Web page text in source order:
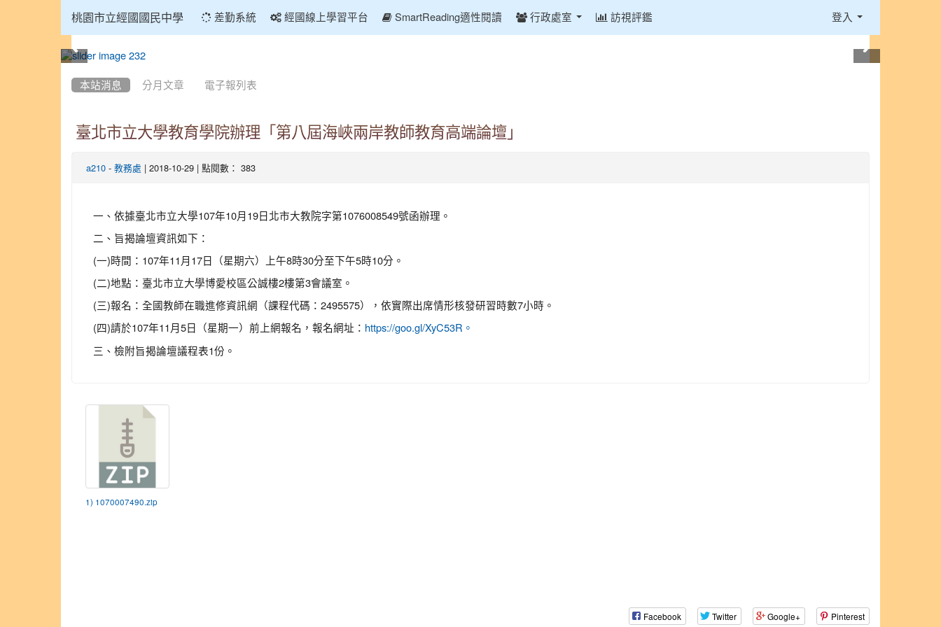
桃園市立經國國民中學 差勤系統 經國線上學習平台 SmartReading適性閱讀 行政處室 訪視評鑑 登入
本站消息 分月文章 電子報列表
臺北市立大學教育學院辦理「第八屆海峽兩岸教師教育高端論壇」
a210 - 教務處 | 2018-10-29 | 點閱數： 383
一、依據臺北市立大學107年10月19日北市大教院字第1076008549號函辦理。
二、旨揭論壇資訊如下：
(一)時間：107年11月17日（星期六）上午8時30分至下午5時10分。
(二)地點：臺北市立大學博愛校區公誠樓2樓第3會議室。
(三)報名：全國教師在職進修資訊網（課程代碼：2495575），依實際出席情形核發研習時數7小時。
(四)請於107年11月5日（星期一）前上網報名，報名網址： https://goo.gl/XyC53R。
三、檢附旨揭論壇議程表1份。
1) 1070007490.zip
Facebook Twitter Google+ Pinterest